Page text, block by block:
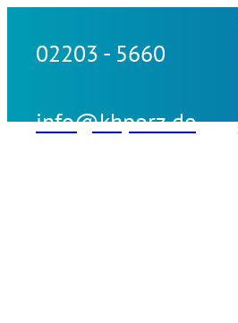
02203 - 5660
info@khporz.de